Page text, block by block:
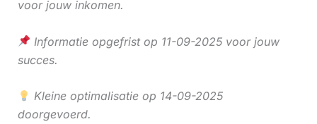
voor jouw inkomen.
Informatie opgefrist op 11-09-2025 voor jouw
succes.
Kleine optimalisatie op 14-09-2025
doorgevoerd.